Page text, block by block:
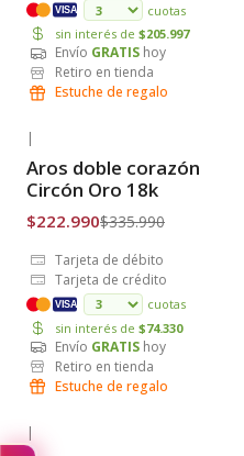
VISA
cuotas
sin interés de $205.997
Envío GRATIS hoy
Retiro en tienda
Estuche de regalo
Envío Gratis
|
Aros doble corazón
Circón Oro 18k
$222.990$335.990
Tarjeta de débito
Tarjeta de crédito
VISA
cuotas
sin interés de $74.330
Envío GRATIS hoy
Retiro en tienda
Estuche de regalo
|